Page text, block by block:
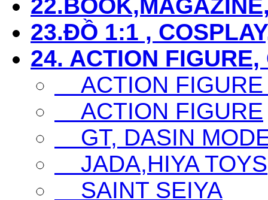
23.ĐỒ 1:1 ,
24. ACTION
ACTION
ACTION FIGURE
GT, DASIN
JADA,HIYA TOYS
SAINT SEIYA